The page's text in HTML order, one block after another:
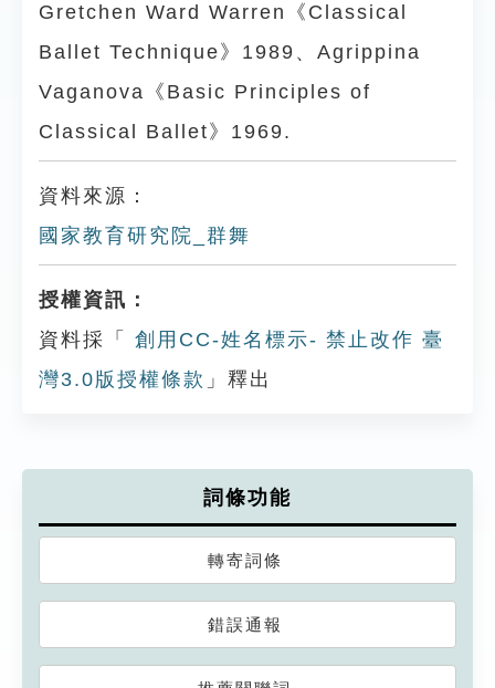
Gretchen Ward Warren《Classical
Ballet Technique》1989、Agrippina
Vaganova《Basic Principles of
Classical Ballet》1969.
資料來源：
國家教育研究院_群舞
授權資訊：
資料採「
創用CC-姓名標示- 禁止改作 臺
灣3.0版授權條款 」釋出
詞條功能
轉寄詞條
錯誤通報